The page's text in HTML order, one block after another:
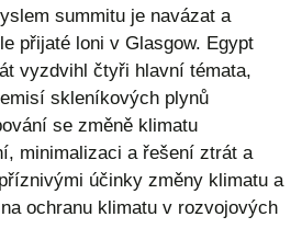
summitu je navázat a
přijaté loni v Glasgow. Egypt
vyzdvihl čtyři hlavní témata,
skleníkových plynů
se změně klimatu
minimalizaci a řešení ztrát a
účinky změny klimatu a
ochranu klimatu v rozvojových